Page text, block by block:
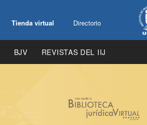
Tienda virtual Directorio
BJV REVISTAS DEL IIJ